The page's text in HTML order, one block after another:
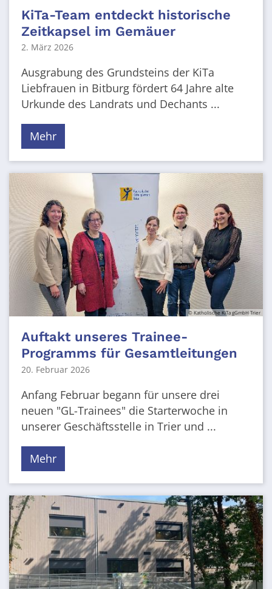
KiTa-Team entdeckt historische
Zeitkapsel im Gemäuer
2. März 2026
Ausgrabung des Grundsteins der KiTa
Liebfrauen in Bitburg fördert 64 Jahre alte
Urkunde des Landrats und Dechants ...
Mehr
© Katholische KiTa gGmbH Trier
Auftakt unseres Trainee-
Programms für Gesamtleitungen
20. Februar 2026
Anfang Februar begann für unsere drei
neuen "GL-Trainees" die Starterwoche in
unserer Geschäftsstelle in Trier und ...
Mehr